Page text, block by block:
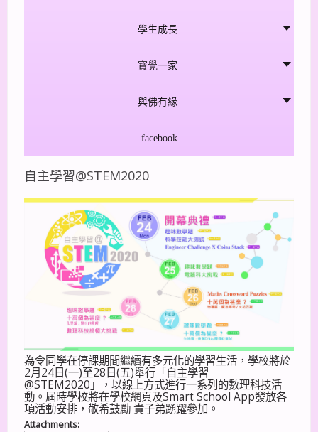
學生成長
寳覺一家
與佛有緣
facebook
自主學習@STEM2020
為令同學在停課期間繼續有多元化的學習生活，學校將於
2月24日(一)至28日(五)舉行「自主學習
@STEM2020」，以線上方式進行一系列的數理科技活
動。屆時學校將在學校網頁及Smart School App發放各
項活動安排，敬希鼓勵 貴子弟踴躍參加。
Attachments: